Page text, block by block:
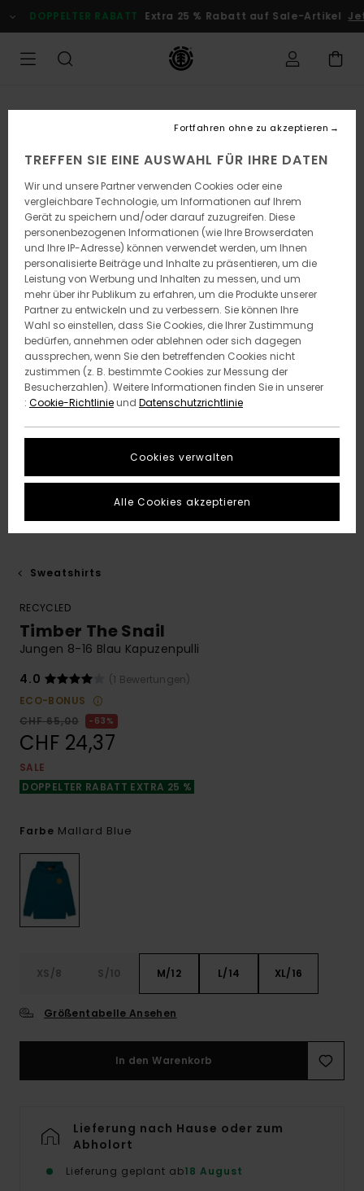
zur
Produktinformation
DOPPELTER RABATT Extra 25 % Rabatt auf Sale-Artikel
Sweatshirts
RECYCLED
Timber The Snail
Jungen 8-16 Blau Kapuzenpulli
4.0
(1 Bewertungen)
ECO-BONUS
CHF 65,00
63%
CHF 24,37
SALE
DOPPELTER RABATT EXTRA 25 %
Farbe Mallard Blue
XS/8 S/10 M/12 L/14 XL/16
Größentabelle Ansehen
In den Warenkorb
Lieferung nach Hause oder zum
Abholort
Lieferung geplant ab18 August
TREFFEN SIE EINE AUSWAHL FÜR IHRE DATEN
Wir und unsere Partner verwenden Cookies oder eine
vergleichbare Technologie, um Informationen auf Ihrem
Gerät zu speichern und/oder darauf zuzugreifen. Diese
personenbezogenen Informationen (wie Ihre Browserdaten
und Ihre IP-Adresse) können verwendet werden, um Ihnen
personalisierte Beiträge und Inhalte zu präsentieren, um die
Leistung von Werbung und Inhalten zu messen, und um
mehr über ihr Publikum zu erfahren, um die Produkte unserer
Partner zu entwickeln und zu verbessern. Sie können Ihre
Wahl so einstellen, dass Sie Cookies, die Ihrer Zustimmung
bedürfen, annehmen oder ablehnen oder sich dagegen
aussprechen, wenn Sie den betreffenden Cookies nicht
zustimmen (z. B. bestimmte Cookies zur Messung der
Besucherzahlen). Weitere Informationen finden Sie in unserer
: Cookie-Richtlinieund Datenschutzrichtlinie
Cookies verwalten
Fortfahren ohne zu akzeptieren
Alle Cookies akzeptieren